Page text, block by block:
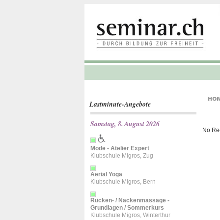
Lastminute-Angebote
Samstag, 8. August 2026
Mode - Atelier Expert
Klubschule Migros, Zug
Aerial Yoga
Klubschule Migros, Bern
Rücken- / Nackenmassage -
Grundlagen / Sommerkurs
Klubschule Migros, Winterthur
No